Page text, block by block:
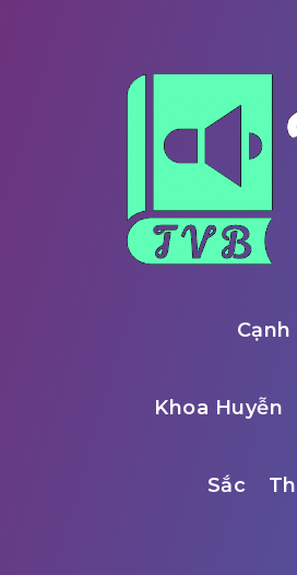
Cạnh
Khoa Huyễn
Sắc